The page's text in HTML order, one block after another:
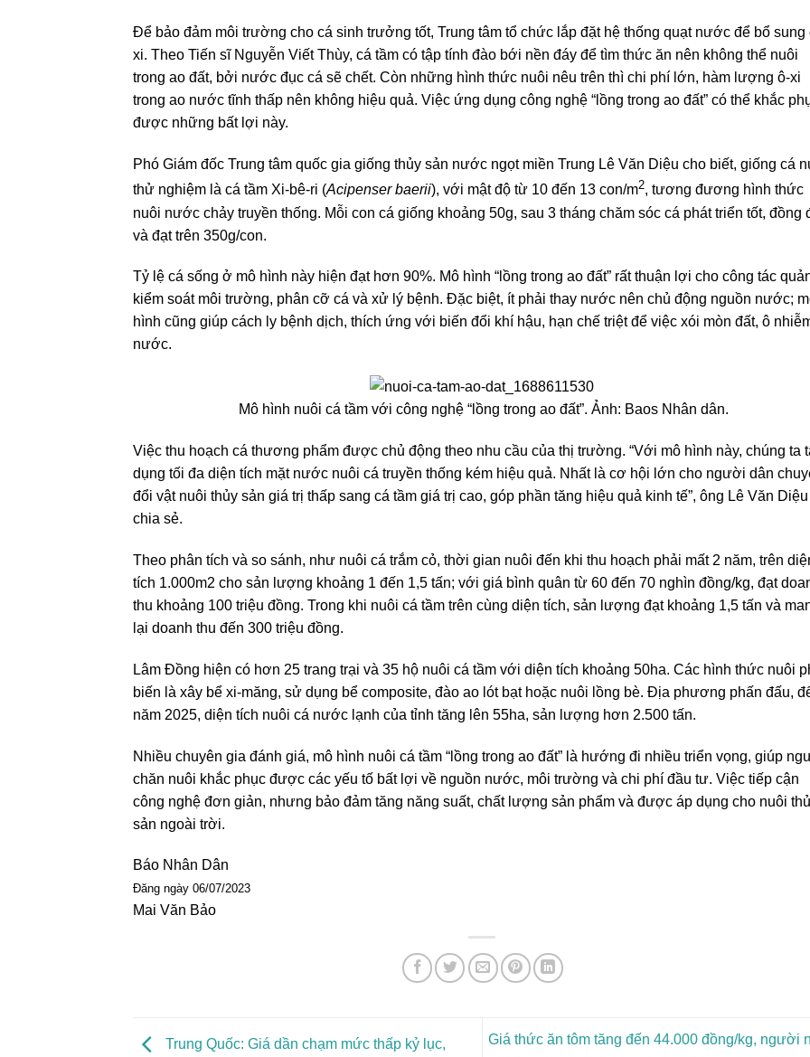
Để bảo đảm môi trường cho cá sinh trưởng tốt, Trung tâm tổ chức lắp đặt hệ thống quạt nước để bổ sung
xi. Theo Tiến sĩ Nguyễn Viết Thùy, cá tầm có tập tính đào bới nền đáy để tìm thức ăn nên không thể nuôi
trong ao đất, bởi nước đục cá sẽ chết. Còn những hình thức nuôi nêu trên thì chi phí lớn, hàm lượng ô-xi
trong ao nước tĩnh thấp nên không hiệu quả. Việc ứng dụng công nghệ “lồng trong ao đất” có thể khắc
được những bất lợi này.
Phó Giám đốc Trung tâm quốc gia giống thủy sản nước ngọt miền Trung Lê Văn Diệu cho biết, giống cá
thử nghiệm là cá tầm Xi-bê-ri (Acipenser baerii), với mật độ từ 10 đến 13 con/m2, tương đương hình thức
nuôi nước chảy truyền thống. Mỗi con cá giống khoảng 50g, sau 3 tháng chăm sóc cá phát triển tốt, đồng
và đạt trên 350g/con.
Tỷ lệ cá sống ở mô hình này hiện đạt hơn 90%. Mô hình “lồng trong ao đất” rất thuận lợi cho công tác
kiểm soát môi trường, phân cỡ cá và xử lý bệnh. Đặc biệt, ít phải thay nước nên chủ động nguồn nước;
hình cũng giúp cách ly bệnh dịch, thích ứng với biến đổi khí hậu, hạn chế triệt để việc xói mòn đất, ô
nước.
Mô hình nuôi cá tầm với công nghệ “lồng trong ao đất”. Ảnh: Baos Nhân dân.
Việc thu hoạch cá thương phẩm được chủ động theo nhu cầu của thị trường. “Với mô hình này, chúng ta
dụng tối đa diện tích mặt nước nuôi cá truyền thống kém hiệu quả. Nhất là cơ hội lớn cho người dân
đổi vật nuôi thủy sản giá trị thấp sang cá tầm giá trị cao, góp phần tăng hiệu quả kinh tế”, ông Lê Văn Diệu
chia sẻ.
Theo phân tích và so sánh, như nuôi cá trắm cỏ, thời gian nuôi đến khi thu hoạch phải mất 2 năm, trên
tích 1.000m2 cho sản lượng khoảng 1 đến 1,5 tấn; với giá bình quân từ 60 đến 70 nghìn đồng/kg, đạt
thu khoảng 100 triệu đồng. Trong khi nuôi cá tầm trên cùng diện tích, sản lượng đạt khoảng 1,5 tấn và
lại doanh thu đến 300 triệu đồng.
Lâm Đồng hiện có hơn 25 trang trại và 35 hộ nuôi cá tầm với diện tích khoảng 50ha. Các hình thức nuôi
biến là xây bể xi-măng, sử dụng bể composite, đào ao lót bạt hoặc nuôi lồng bè. Địa phương phấn đấu,
năm 2025, diện tích nuôi cá nước lạnh của tỉnh tăng lên 55ha, sản lượng hơn 2.500 tấn.
Nhiều chuyên gia đánh giá, mô hình nuôi cá tầm “lồng trong ao đất” là hướng đi nhiều triển vọng, giúp
chăn nuôi khắc phục được các yếu tố bất lợi về nguồn nước, môi trường và chi phí đầu tư. Việc tiếp cận
công nghệ đơn giản, nhưng bảo đảm tăng năng suất, chất lượng sản phẩm và được áp dụng cho nuôi
sản ngoài trời.
Báo Nhân Dân
Đăng ngày 06/07/2023
Mai Văn Bảo
Trung Quốc: Giá dần chạm mức thấp kỷ lục,
Giá thức ăn tôm tăng đến 44.000 đồng/kg, người